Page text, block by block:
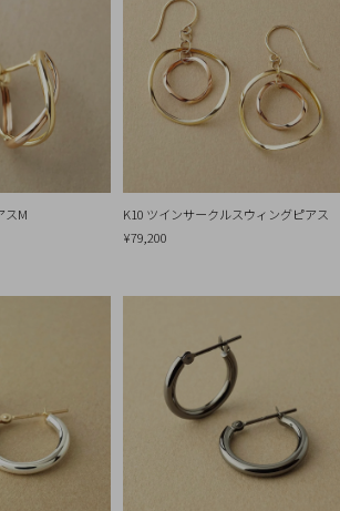
スM
K10 ツインサークルスウィングピアス
¥79,200